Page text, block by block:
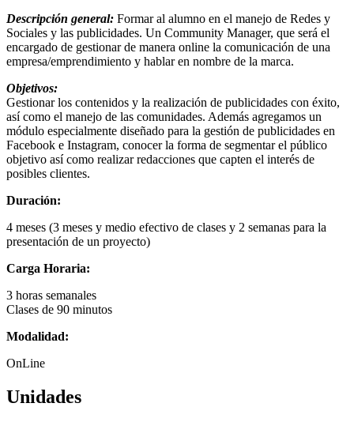
Descripción general: Formar al alumno en el manejo de Redes y
Sociales y las publicidades. Un Community Manager, que será el
encargado de gestionar de manera online la comunicación de una
empresa/emprendimiento y hablar en nombre de la marca.
Objetivos:
Gestionar los contenidos y la realización de publicidades con éxito,
así como el manejo de las comunidades. Además agregamos un
módulo especialmente diseñado para la gestión de publicidades en
Facebook e Instagram, conocer la forma de segmentar el público
objetivo así como realizar redacciones que capten el interés de
posibles clientes.
Duración:
4 meses (3 meses y medio efectivo de clases y 2 semanas para la
presentación de un proyecto)
Carga Horaria:
3 horas semanales
Clases de 90 minutos
Modalidad:
OnLine
Unidades